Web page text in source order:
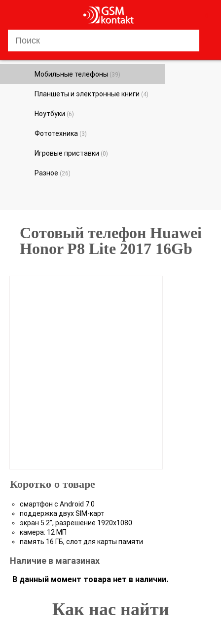
Мобильные телефоны (39)
Планшеты и электронные книги (4)
Ноутбуки (6)
Фототехника (3)
Игровые приставки (0)
Разное (26)
Сотовый телефон Huawei
Honor P8 Lite 2017 16Gb
Коротко о товаре
смартфон с Android 7.0
поддержка двух SIM-карт
экран 5.2", разрешение 1920x1080
камера: 12 МП
память 16 ГБ, слот для карты памяти
Наличие в магазинах
В данный момент товара нет в наличии.
Как нас найти